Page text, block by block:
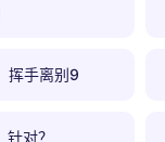
挥手离别9
对？